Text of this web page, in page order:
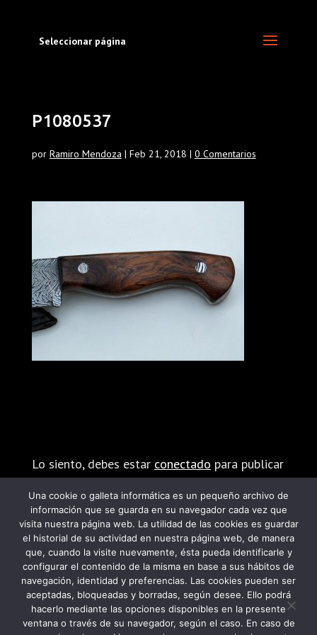
Seleccionar página
P1080537
por Ramiro Mendoza | Feb 21, 2018 | 0 Comentarios
Lo siento, debes estar conectado para publicar
PROGRAMA KIT DIGITAL FINANCIADO POR
LOS FONDOS NEXT GENERATION DEL
Una cookie o galleta informática es un pequeño archivo de
información que se guarda en su navegador cada vez que
visita nuestra página web. La utilidad de las cookies es guardar
el historial de su actividad en nuestra página web, de manera
que, cuando la visite nuevamente, ésta pueda identificarle y
configurar el contenido de la misma en base a sus hábitos de
navegación, identidad y preferencias. Las cookies pueden ser
aceptadas, bloqueadas y borradas, según desee. Ello podrá
hacerlo mediante las opciones disponibles en la presente
ventana o través de su navegador, según el caso. En caso de